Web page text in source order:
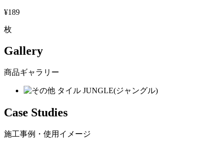
¥189
枚
Gallery
商品ギャラリー
Case Studies
施工事例・使用イメージ